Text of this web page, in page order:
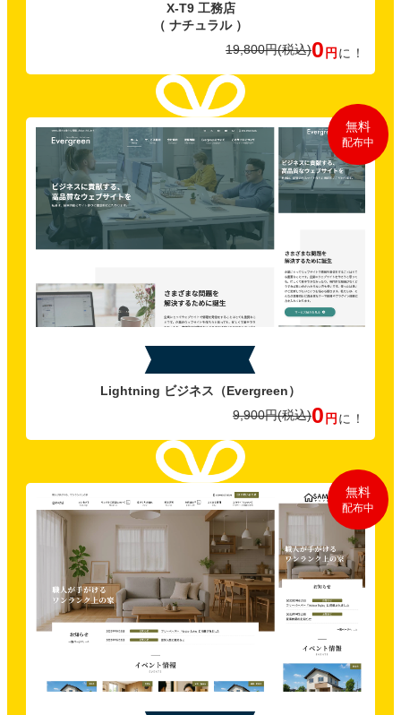
X-T9 工務店
（ ナチュラル ）
19,800円(税込)0 円 に！
無料
配布中
Lightning ビジネス （Evergreen）
9,900円(税込)0 円 に！
無料
配布中